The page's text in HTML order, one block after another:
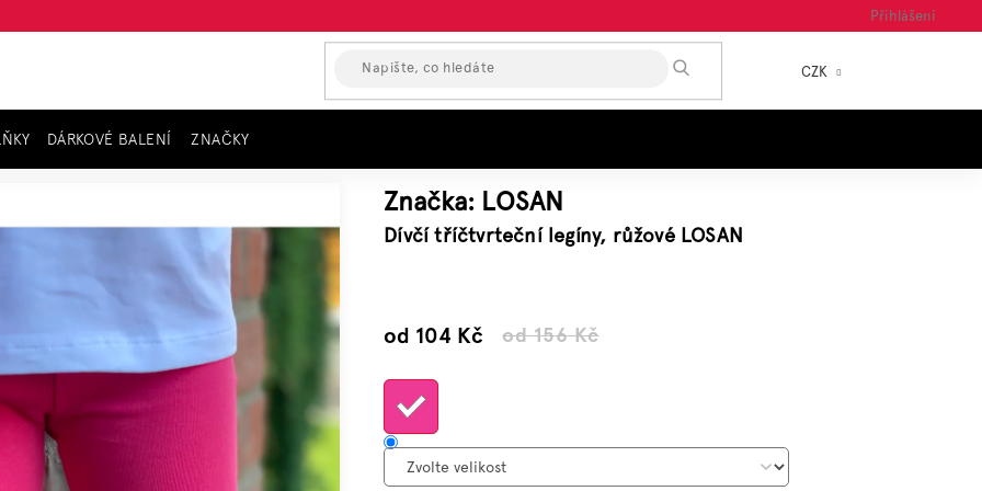
CZK
Přihlášení
DÁRKOVÉ BALENÍ ZNAČKY
Dívčí tříčtvrteční legíny, růžové LOSAN
Značka: LOSAN
od 156 Kč
od 104 Kč Měrná